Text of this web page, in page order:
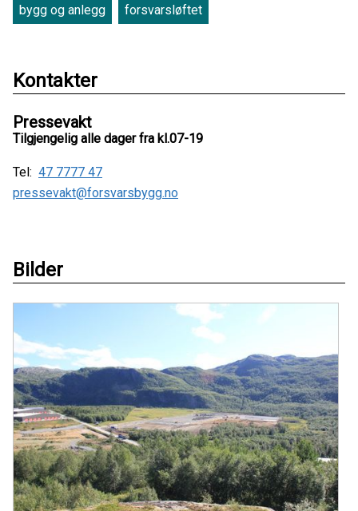
bygg og anlegg forsvarsløftet
Kontakter
Pressevakt
Tilgjengelig alle dager fra kl.07-19
Tel: 47 7777 47
pressevakt@forsvarsbygg.no
Bilder